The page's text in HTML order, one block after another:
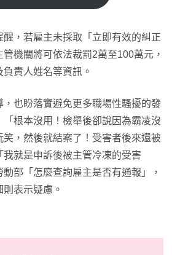
，若雇主未採取「立即有效的糾正
機關將可依法裁罰2萬至100萬元，
責人姓名等資訊。
也盼落實避免更多職場性騷擾的發
根本沒用！檢舉後卻說因為霸凌沒
，然後就結案了！受害者後來還被
我就是申訴後被主管冷凍的受害
部「怎麼查詢雇主是否有通報」，
表示疑慮。